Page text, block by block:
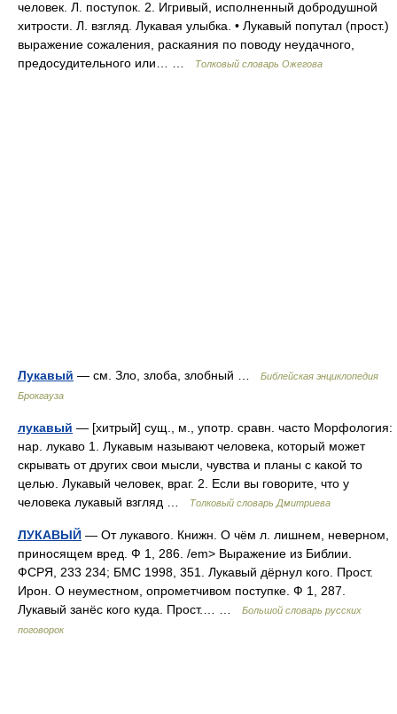
человек. Л. поступок. 2. Игривый, исполненный добродушной
хитрости. Л. взгляд. Лукавая улыбка. • Лукавый попутал (прост.)
выражение сожаления, раскаяния по поводу неудачного,
предосудительного или… …
Толковый словарь Ожегова
Лукавый — см. Зло, злоба, злобный …
Библейская энциклопедия
Брокгауза
лукавый — [хитрый] сущ., м., употр. сравн. часто Морфология:
нар. лукаво 1. Лукавым называют человека, который может
скрывать от других свои мысли, чувства и планы с какой то
целью. Лукавый человек, враг. 2. Если вы говорите, что у
человека лукавый взгляд …
Толковый словарь Дмитриева
ЛУКАВЫЙ — От лукавого. Книжн. О чём л. лишнем, неверном,
приносящем вред. Ф 1, 286. /em> Выражение из Библии.
ФСРЯ, 233 234; БМС 1998, 351. Лукавый дёрнул кого. Прост.
Ирон. О неуместном, опрометчивом поступке. Ф 1, 287.
Лукавый занёс кого куда. Прост.… …
Большой словарь русских
поговорок